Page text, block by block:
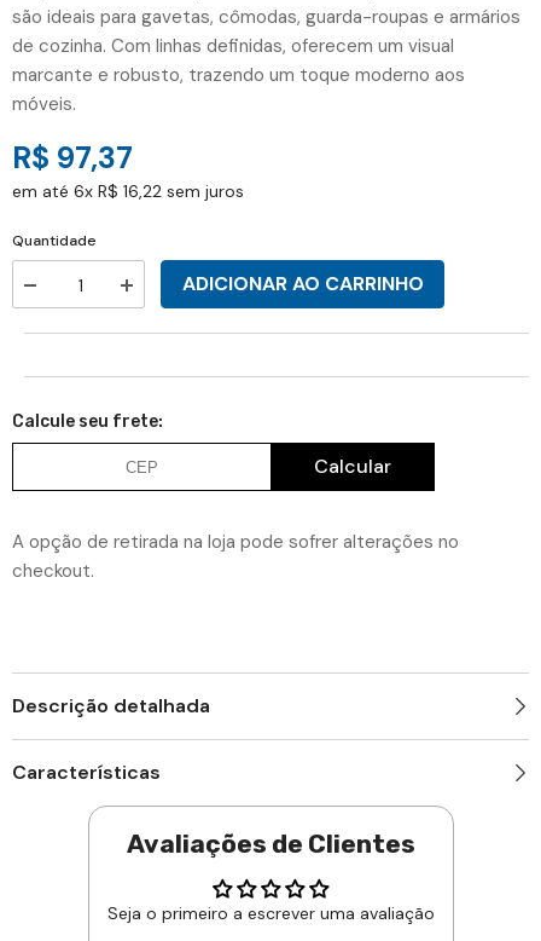
são ideais para gavetas, cômodas, guarda-roupas e armários
de cozinha. Com linhas definidas, oferecem um visual
marcante e robusto, trazendo um toque moderno aos
móveis.
R$ 97,37
em até 6x R$ 16,22 sem juros
Quantidade
Diminuir
a
quantidade
Puxadores
199
Preto
Móveis
Armários
Aumentar
a
de
Puxadores
Ponto
Preto
Móveis
ADICIONAR AO CARRINHO
lista
Calcule seu frete:
Calcular
A opção de retirada na loja pode sofrer alterações no
checkout.
Descrição detalhada
Características
Avaliações de Clientes
Seja o primeiro a escrever uma avaliação